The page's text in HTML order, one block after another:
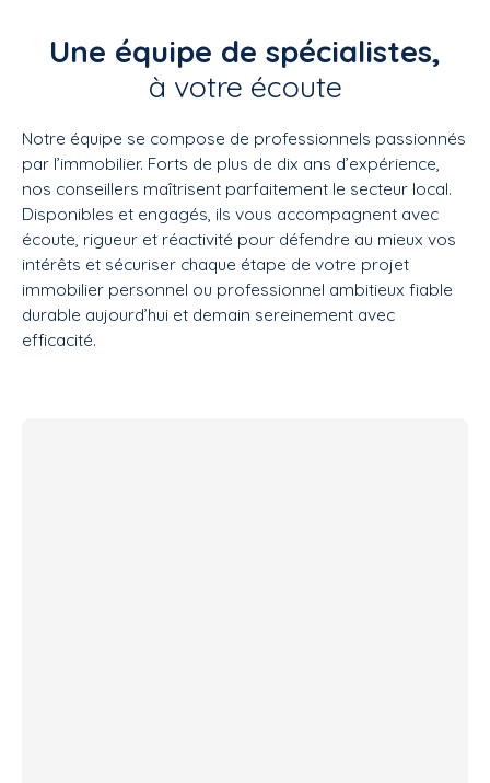
Une équipe de spécialistes,
à votre écoute
Notre équipe se compose de professionnels passionnés
par l’immobilier. Forts de plus de dix ans d’expérience,
nos conseillers maîtrisent parfaitement le secteur local.
Disponibles et engagés, ils vous accompagnent avec
écoute, rigueur et réactivité pour défendre au mieux vos
intérêts et sécuriser chaque étape de votre projet
immobilier personnel ou professionnel ambitieux fiable
durable aujourd’hui et demain sereinement avec
efficacité.